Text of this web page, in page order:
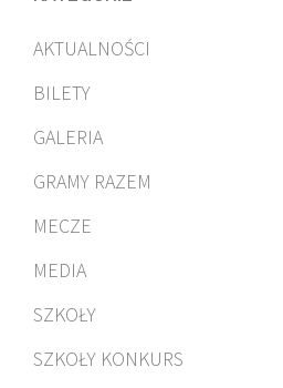
AKTUALNOŚCI
BILETY
GALERIA
GRAMY RAZEM
MECZE
MEDIA
SZKOŁY
SZKOŁY KONKURS